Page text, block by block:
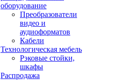
оборудование
Преобразователи
видео и
аудиоформатов
Кабели
Технологическая мебель
Рэковые стойки,
шкафы
Распродажа